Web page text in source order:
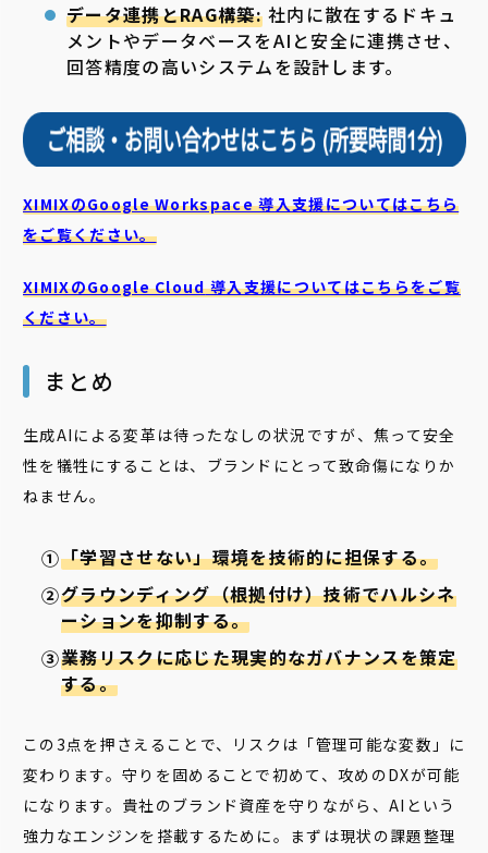
データ連携とRAG構築:社内に散在するドキュ
メントやデータベースをAIと安全に連携させ、
回答精度の高いシステムを設計します。
XIMIXのGoogle Workspace 導入支援についてはこちら
をご覧ください。
XIMIXのGoogle Cloud導入支援についてはこちらをご覧
ください。
まとめ
生成AIによる変革は待ったなしの状況ですが、焦って安全
性を犠牲にすることは、ブランドにとって致命傷になりか
ねません。
「学習させない」環境を技術的に担保する。
グラウンディング（根拠付け）技術でハルシネ
ーションを抑制する。
業務リスクに応じた現実的なガバナンスを策定
する。
この3点を押さえることで、リスクは「管理可能な変数」に
変わります。守りを固めることで初めて、攻めのDXが可能
になります。貴社のブランド資産を守りながら、AIという
強力なエンジンを搭載するために。まずは現状の課題整理